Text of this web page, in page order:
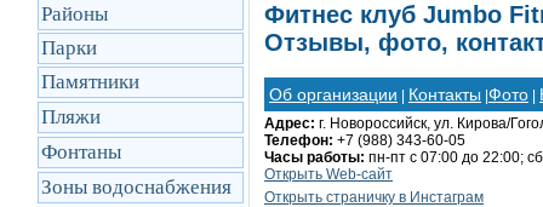
Районы
Парки
Памятники
Пляжи
Фонтаны
Зоны водоснабжения
Фитнес клуб Jumbo
Отзывы, фото,
Об организации Контакты Фото
Адрес: г. Новороссийск, ул. Кирова/
Телефон: +7 (988) 343-60-05
Часы работы: пн-пт с 07:00 до 22:00;
Открыть Web-сайт
Открыть cтраничку в Инстаграм